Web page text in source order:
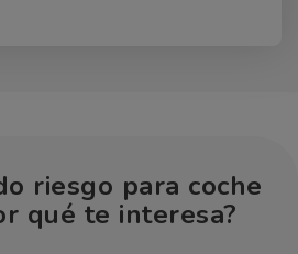
riesgo para coche
qué te interesa?